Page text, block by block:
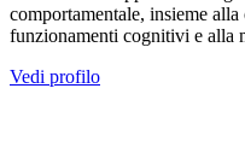
comportamentale, insieme
funzionamenti cognitivi e alla
Vedi profilo